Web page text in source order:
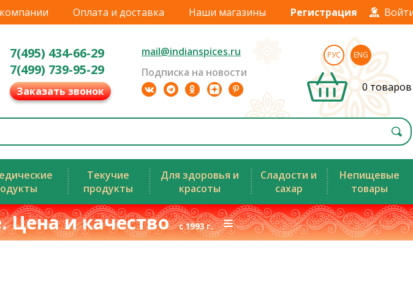
Оплата и доставка Наши магазины Регистрация
7(495) 434-66-29
7(499) 739-95-29
Заказать звонок
mail@indianspices.ru
Подписка на новости
РУС ENG
0 товаров
Текучие
продукты
Для здоровья и
красоты
Сладости и
сахар
Непищевые
товары
Цена и качествос 1993 г.≡